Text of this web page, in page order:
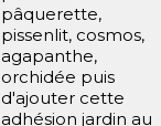
pâquerette,
pissenlit, cosmos,
agapanthe,
orchidée puis
d'ajouter cette
adhésion jardin au